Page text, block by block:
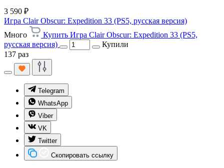
3 590 ₽
Игра Clair Obscur: Expedition 33 (PS5, русская версия)
Много
Купить Игра Clair Obscur: Expedition 33 (PS5,
русская версия)
Купили
137 раз
Telegram
WhatsApp
Viber
VK
Twitter
Скопировать ссылку